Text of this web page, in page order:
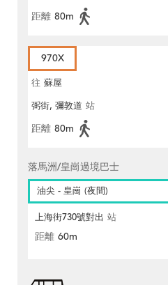
距離 80m
970X
往 蘇屋
弼街, 彌敦道 站
距離 80m
落馬洲/皇崗過境巴士
油尖 - 皇崗 (夜間)
上海街730號對出 站
距離 60m